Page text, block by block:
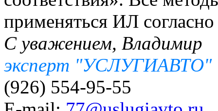
применяться ИЛ
С уважением, Владимир
эксперт "УСЛУГИАВТО"
(926) 554-95-55